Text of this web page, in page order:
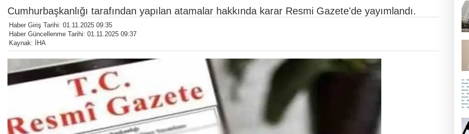
Cumhurbaşkanlığı tarafından yapılan atamalar hakkında karar Resmi Gazete'de yayımlandı.
Haber Giriş Tarihi: 01.11.2025 09:35
Haber Güncellenme Tarihi: 01.11.2025 09:37
Kaynak: İHA